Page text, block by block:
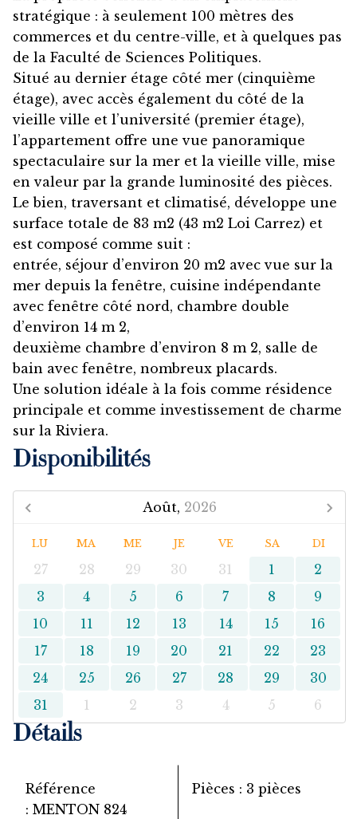
stratégique : à seulement 100 mètres des
commerces et du centre-ville, et à quelques pas
de la Faculté de Sciences Politiques.
Situé au dernier étage côté mer (cinquième
étage), avec accès également du côté de la
vieille ville et l’université (premier étage),
l’appartement offre une vue panoramique
spectaculaire sur la mer et la vieille ville, mise
en valeur par la grande luminosité des pièces.
Le bien, traversant et climatisé, développe une
surface totale de 83 m2 (43 m2 Loi Carrez) et
est composé comme suit :
entrée, séjour d’environ 20 m2 avec vue sur la
mer depuis la fenêtre, cuisine indépendante
avec fenêtre côté nord, chambre double
d’environ 14 m 2,
deuxième chambre d’environ 8 m 2, salle de
bain avec fenêtre, nombreux placards.
Une solution idéale à la fois comme résidence
principale et comme investissement de charme
sur la Riviera.
Disponibilités
Août, 2026
LU MA ME JE VE SA DI
27 28 29 30 31 1
2
3
4 5 6 7 8
9
10
11 12 13 14 15
16
17
18 19 20 21 22
23
24
25 26 27 28 29
30
31
1 2 3 4 5 6
Détails
Référence
MENTON 824
Pièces 3 pièces